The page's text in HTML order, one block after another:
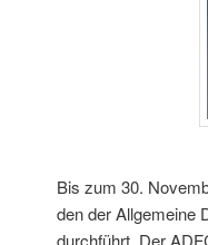
Bis zum 30.
den der Allgemeine
durchführt. Der